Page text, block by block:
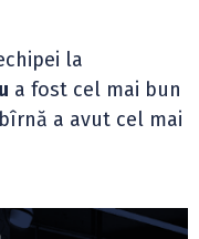
la
a fost cel mai bun
a avut cel mai